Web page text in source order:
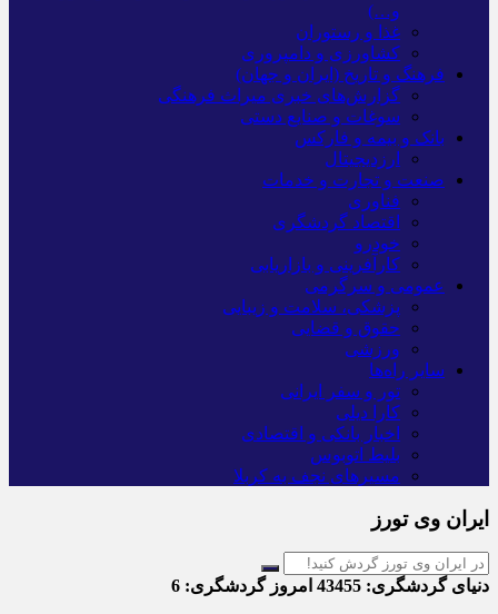
و…)
غذا و رستوران
کشاورزی و دامپروری
فرهنگ و تاریخ (ایران و جهان)
گزارش‌های خبری میراث فرهنگی
سوغات و صنایع دستی
بانک و بیمه و فارکس
ارزدیجیتال
صنعت و تجارت و خدمات
فناوری
اقتصاد گردشگری
خودرو
کارآفرینی و بازاریابی
عمومی و سرگرمی
پزشکی، سلامت و زیبایی
حقوق و قضایی
ورزشی
سایر راه‌ها
تور و سفر ایرانی
کارا دیلی
اخبار بانکی و اقتصادی
بلیط اتوبوس
مسیرهای نجف به کربلا
ایران وی تورز
دنیای گردشگری: امروز گردشگری: